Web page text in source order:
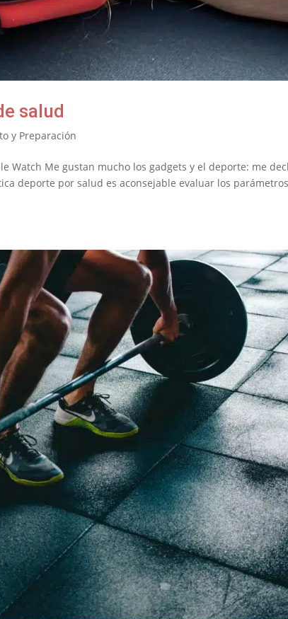
salud
y Preparación
Watch Me gustan mucho los gadgets y el deporte: me
deporte por salud es aconsejable evaluar los